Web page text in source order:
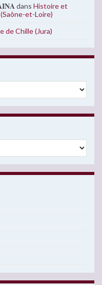
dans Histoire et
et-Loire)
de Chille (Jura)